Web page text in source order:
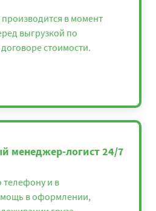
в момент
выгрузкой по
стоимости.
менеджер-логист 24/7
телефону и в
в оформлении,